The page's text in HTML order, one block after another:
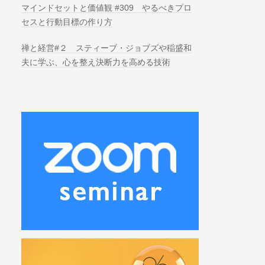
マインドセットと価値観 #309 やるべきプロ
セスと行動目標の作り方
禅と経営#２ スティーブ・ジョブズや稲盛和
夫に学ぶ、心を整え決断力を高める技術